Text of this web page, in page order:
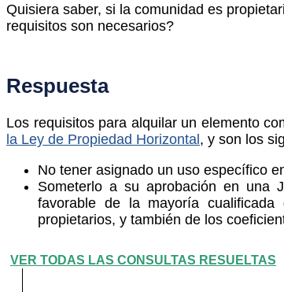
Quisiera saber, si la comunidad es
requisitos son necesarios?
Respuesta
Los requisitos para alquilar un elemento
la Ley de Propiedad Horizontal , y son los
No tener asignado un uso específico
Someterlo a su aprobación en una
favorable de la mayoría
propietarios, y también de los
VER TODAS LAS CONSULTAS RESUELTAS